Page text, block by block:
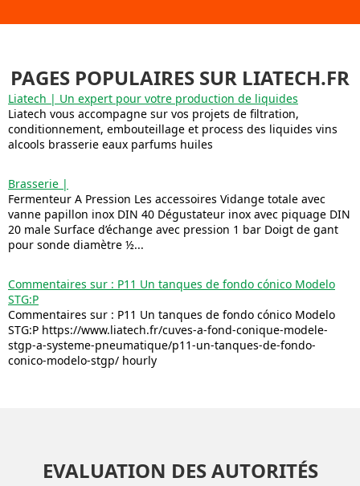
PAGES POPULAIRES SUR LIATECH.FR
Liatech | Un expert pour votre production de liquides
Liatech vous accompagne sur vos projets de filtration,
conditionnement, embouteillage et process des liquides vins
alcools brasserie eaux parfums huiles
Brasserie |
Fermenteur A Pression Les accessoires Vidange totale avec
vanne papillon inox DIN 40 Dégustateur inox avec piquage DIN
20 male Surface d’échange avec pression 1 bar Doigt de gant
pour sonde diamètre ½...
Commentaires sur : P11 Un tanques de fondo cónico Modelo
STG:P
Commentaires sur : P11 Un tanques de fondo cónico Modelo
STG:P https://www.liatech.fr/cuves-a-fond-conique-modele-
stgp-a-systeme-pneumatique/p11-un-tanques-de-fondo-
conico-modelo-stgp/ hourly
EVALUATION DES AUTORITÉS